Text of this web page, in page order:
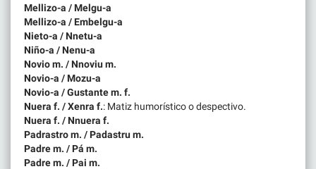
Mellizo-a / Melgu-a
Mellizo-a / Embelgu-a
Nieto-a / Nnetu-a
Niño-a / Nenu-a
Novio m. / Nnoviu m.
Novio-a / Mozu-a
Novio-a / Gustante m. f.
Nuera f. / Xenra f.: Matiz humorístico o despectivo.
Nuera f. / Nnuera f.
Padrastro m. / Padastru m.
Padre m. / Pá m.
Padre m. / Pai m.